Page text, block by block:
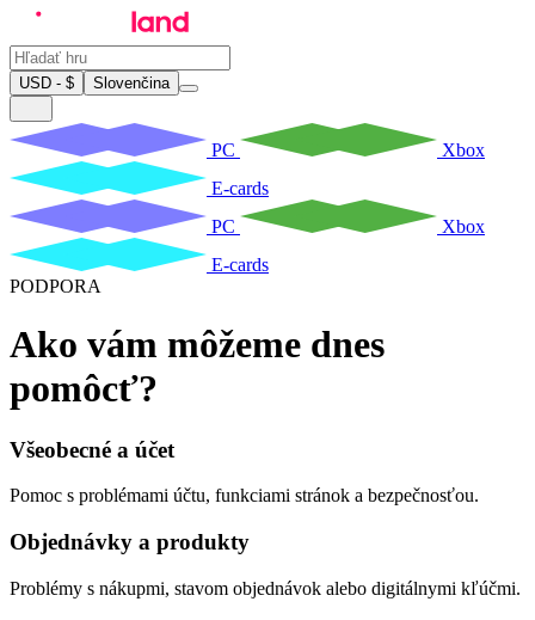
USD - $ Slovenčina
PC
Xbox
E-cards
PC
Xbox
E-cards
PODPORA
Ako vám môžeme dnes
pomôcť?
Všeobecné a účet
Pomoc s problémami účtu, funkciami stránok a bezpečnosťou.
Objednávky a produkty
Problémy s nákupmi, stavom objednávok alebo digitálnymi kľúčmi.